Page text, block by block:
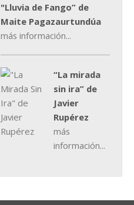
"Lluvia de Fango” de
Maite Pagazaurtundúa
más información...
“La mirada
sin ira” de
Javier
Rupérez
más
información...